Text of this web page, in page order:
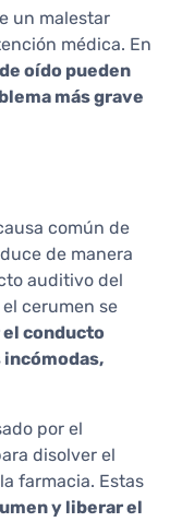
un malestar
médica. En
oído pueden
más grave
común de
de manera
auditivo del
cerumen se
conducto
por el
disolver el
farmacia. Estas
y liberar el